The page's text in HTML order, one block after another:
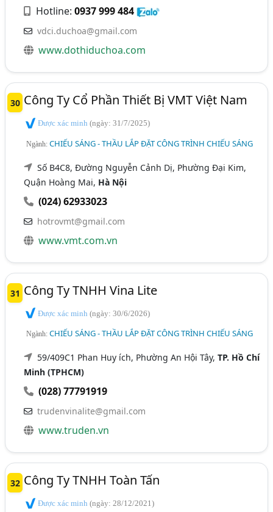
Hotline:0937 999 484
vdci.duchoa@gmail.com
www.dothiduchoa.com
30 Công Ty Cổ Phần Thiết Bị VMT Việt Nam
Được xác minh(ngày: 31/7/2025)
Ngành:CHIẾU SÁNG - THẦU LẮP ĐẶT CÔNG TRÌNH CHIẾU SÁNG
Số B4C8, Đường Nguyễn Cảnh Dị, Phường Đại Kim,
Quận Hoàng Mai, Hà Nội
(024) 62933023
hotrovmt@gmail.com
www.vmt.com.vn
31 Công Ty TNHH Vina Lite
Được xác minh(ngày: 30/6/2026)
Ngành:CHIẾU SÁNG - THẦU LẮP ĐẶT CÔNG TRÌNH CHIẾU SÁNG
59/409C1 Phan Huy ích, Phường An Hội Tây,TP. Hồ Chí
Minh (TPHCM)
(028) 77791919
trudenvinalite@gmail.com
www.truden.vn
32 Công Ty TNHH Toàn Tấn
Được xác minh(ngày: 28/12/2021)